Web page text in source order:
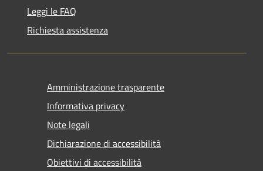
Leggi le FAQ
Richiesta assistenza
Amministrazione trasparente
Informativa privacy
Note legali
Dichiarazione di accessibilità
Obiettivi di accessibilità